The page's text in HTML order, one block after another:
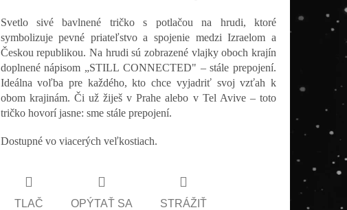
Svetlo sivé bavlnené tričko s potlačou na hrudi, ktoré
symbolizuje pevné priateľstvo a spojenie medzi Izraelom a
Českou republikou. Na hrudi sú zobrazené vlajky oboch krajín
doplnené nápisom „STILL CONNECTED" – stále prepojení.
Ideálna voľba pre každého, kto chce vyjadriť svoj vzťah k
obom krajinám. Či už žiješ v Prahe alebo v Tel Avive – toto
tričko hovorí jasne: sme stále prepojení.
Dostupné vo viacerých veľkostiach.
TLAČ OPÝTAŤ SA STRÁŽIŤ